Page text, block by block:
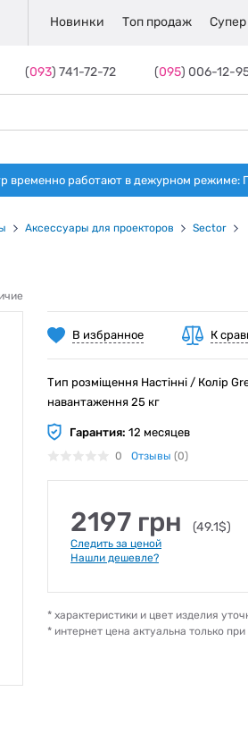
Новинки Топ продаж
(093) 741-72-72 (095) 006-12-
работают в дежурном режиме:
Аксессуары для проекторов Sector
В избранное К
Тип розміщення Настінні / Колір
навантаження 25 кг
Гарантия: 12 месяцев
0 Отзывы (0)
2197 грн (49.1$)
Следить за ценой
Нашли дешевле?
* характеристики и цвет изделия
* интернет цена актуальна только